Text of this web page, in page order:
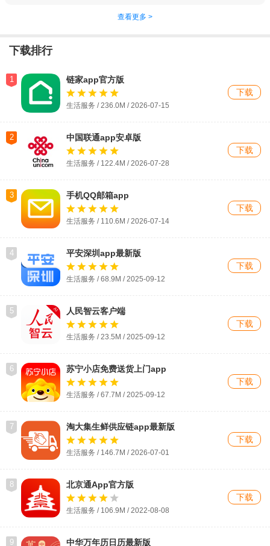
查看更多 >
下载排行
1 链家app官方版
生活服务 / 236.0M / 2026-07-15
下载
2 中国联通app安卓版
生活服务 / 122.4M / 2026-07-28
下载
3 手机QQ邮箱app
生活服务 / 110.6M / 2026-07-14
下载
4 平安深圳app最新版
生活服务 / 68.9M / 2025-09-12
下载
5 人民智云客户端
生活服务 / 23.5M / 2025-09-12
下载
6 苏宁小店免费送货上门app
生活服务 / 67.7M / 2025-09-12
下载
7 淘大集生鲜供应链app最新版
生活服务 / 146.7M / 2026-07-01
下载
8 北京通App官方版
生活服务 / 106.9M / 2022-08-08
下载
9 中华万年历日历最新版